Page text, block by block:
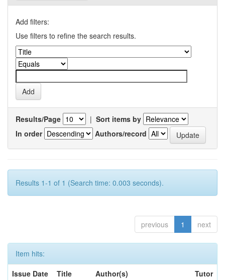
Add filters:
Use filters to refine the search results.
Results/Page | Sort items by
In order
Authors/record
Results 1-1 of 1 (Search time: 0.003 seconds).
previous 1 next
Item hits:
Issue Date
Title Author(s)
Tutor